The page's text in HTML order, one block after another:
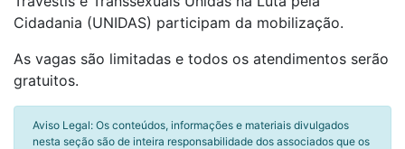
Cidadania (UNIDAS) participam da mobilização.
As vagas são limitadas e todos os atendimentos serão
gratuitos.
Aviso Legal: Os conteúdos, informações e materiais divulgados
nesta seção são de inteira responsabilidade dos associados que os